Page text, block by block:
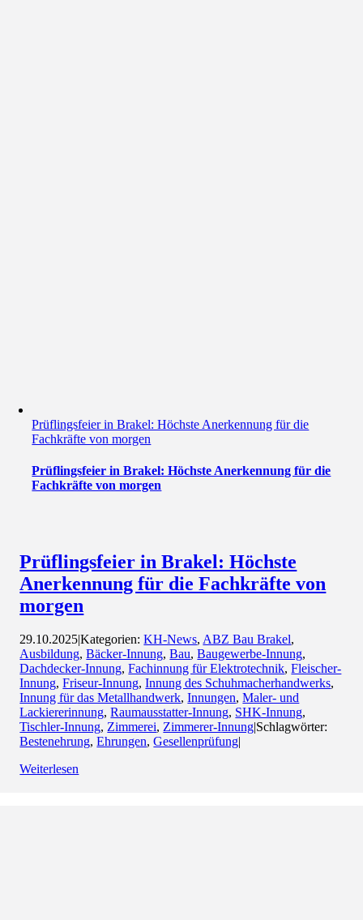
Prüflingsfeier in Brakel: Höchste Anerkennung für die
Fachkräfte von morgen
Prüflingsfeier in Brakel: Höchste Anerkennung für die
Fachkräfte von morgen
Prüflingsfeier in Brakel: Höchste
Anerkennung für die Fachkräfte von
morgen
29.10.2025|Kategorien:KH-News,ABZ Bau Brakel,
Ausbildung,Bäcker-Innung,Bau,Baugewerbe-Innung,
Dachdecker-Innung,Fachinnung für Elektrotechnik,Fleischer-
Innung,Friseur-Innung,Innung des Schuhmacherhandwerks,
Innung für das Metallhandwerk,Innungen,Maler- und
Lackiererinnung,Raumausstatter-Innung, SHK-Innung,
Tischler-Innung,Zimmerei,Zimmerer-Innung|Schlagwörter:
Bestenehrung,Ehrungen,Gesellenprüfung|
Weiterlesen